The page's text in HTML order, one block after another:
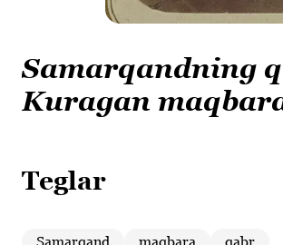
Samarqandning
Kuragan
Teglar
Samarqand maqbara qabr